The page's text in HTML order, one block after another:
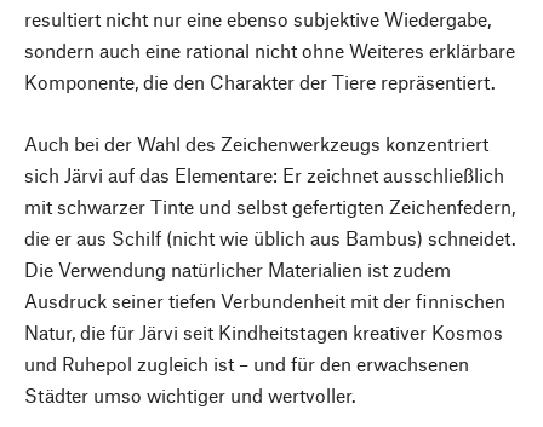
resultiert nicht nur eine ebenso subjektive Wiedergabe,
sondern auch eine rational nicht ohne Weiteres erklärbare
Komponente, die den Charakter der Tiere repräsentiert.
Auch bei der Wahl des Zeichenwerkzeugs konzentriert
sich Järvi auf das Elementare: Er zeichnet ausschließlich
mit schwarzer Tinte und selbst gefertigten Zeichenfedern,
die er aus Schilf (nicht wie üblich aus Bambus) schneidet.
Die Verwendung natürlicher Materialien ist zudem
Ausdruck seiner tiefen Verbundenheit mit der finnischen
Natur, die für Järvi seit Kindheitstagen kreativer Kosmos
und Ruhepol zugleich ist – und für den erwachsenen
Städter umso wichtiger und wertvoller.